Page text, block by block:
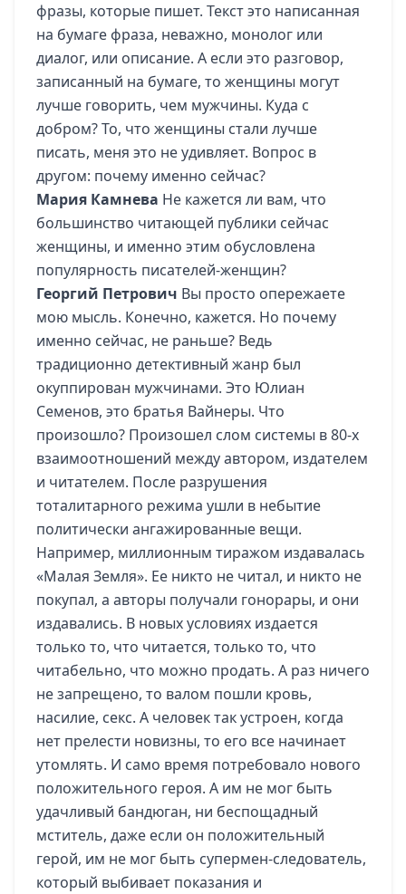
фразы, которые пишет. Текст это написанная
на бумаге фраза, неважно, монолог или
диалог, или описание. А если это разговор,
записанный на бумаге, то женщины могут
лучше говорить, чем мужчины. Куда с
добром? То, что женщины стали лучше
писать, меня это не удивляет. Вопрос в
другом: почему именно сейчас?
Мария Камнева Не кажется ли вам, что
большинство читающей публики сейчас
женщины, и именно этим обусловлена
популярность писателей-женщин?
Георгий Петрович Вы просто опережаете
мою мысль. Конечно, кажется. Но почему
именно сейчас, не раньше? Ведь
традиционно детективный жанр был
окуппирован мужчинами. Это Юлиан
Семенов, это братья Вайнеры. Что
произошло? Произошел слом системы в 80-х
взаимоотношений между автором, издателем
и читателем. После разрушения
тоталитарного режима ушли в небытие
политически ангажированные вещи.
Например, миллионным тиражом издавалась
«Малая Земля». Ее никто не читал, и никто не
покупал, а авторы получали гонорары, и они
издавались. В новых условиях издается
только то, что читается, только то, что
читабельно, что можно продать. А раз ничего
не запрещено, то валом пошли кровь,
насилие, секс. А человек так устроен, когда
нет прелести новизны, то его все начинает
утомлять. И само время потребовало нового
положительного героя. А им не мог быть
удачливый бандюган, ни беспощадный
мститель, даже если он положительный
герой, им не мог быть супермен-следователь,
который выбивает показания и